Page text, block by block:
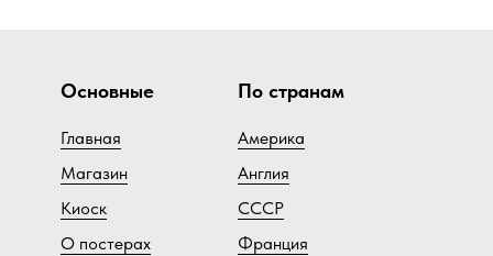
Основные
Главная
Магазин
Киоск
О постерах
По странам
Америка
Англия
СССР
Франция